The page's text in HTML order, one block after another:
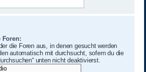
Foren:
die Foren aus, in denen gesucht werden
automatisch mit durchsucht, sofern du die
unten nicht deaktivierst.